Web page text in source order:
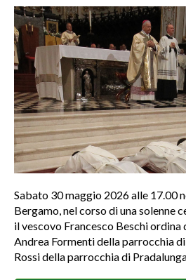
Sabato 30 maggio 2026 alle 17.00
Bergamo, nel corso di una solenne
il vescovo Francesco Beschi
Andrea Formenti della parrocchia
Rossi della parrocchia di